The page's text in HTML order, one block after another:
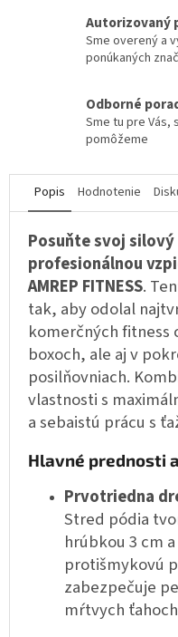
Autorizovaný
Sme overený a
ponúkaných
Odborné
Sme tu pre Vás,
pomôžeme
Popis Hodnotenie
Posuňte svoj
profesionálnou
AMREP FITNESS.
tak, aby odolal
komerčných fitness
boxoch, ale aj v
posilňovniach.
vlastnosti s
a sebaistú prácu s
Hlavné prednosti
Prvotriedna
Stred pódia
hrúbkou 3 cm a
protišmykovú
zabezpečuje
mŕtvych